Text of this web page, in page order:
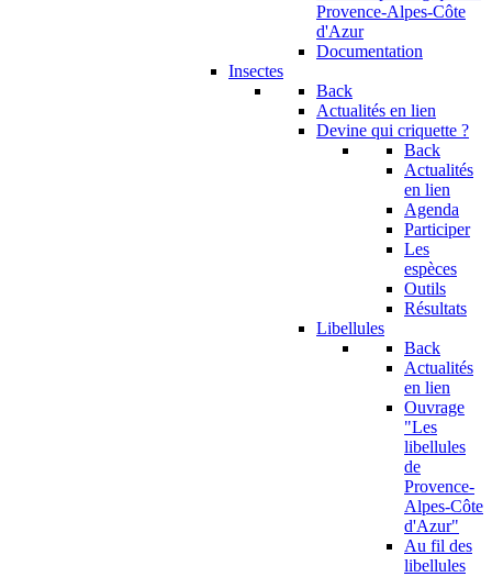
Provence-Alpes-Côte
d'Azur
Documentation
Insectes
Back
Actualités en lien
Devine qui criquette ?
Back
Actualités
en lien
Agenda
Participer
Les
espèces
Outils
Résultats
Libellules
Back
Actualités
en lien
Ouvrage
"Les
libellules
de
Provence-
Alpes-Côte
d'Azur"
Au fil des
libellules